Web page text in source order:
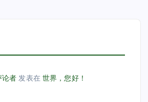
论者 发表在世界，您好！